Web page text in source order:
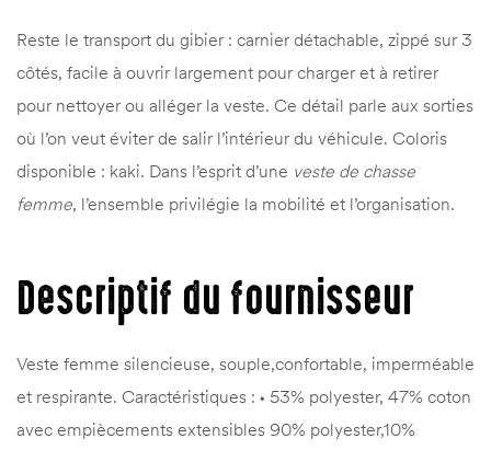
Reste le transport du gibier : carnier détachable, zippé sur 3
côtés, facile à ouvrir largement pour charger et à retirer
pour nettoyer ou alléger la veste. Ce détail parle aux sorties
où l’on veut éviter de salir l’intérieur du véhicule. Coloris
disponible : kaki. Dans l’esprit d’une veste de chasse
femme, l’ensemble privilégie la mobilité et l’organisation.
Descriptif du fournisseur
Veste femme silencieuse, souple,confortable, imperméable
et respirante. Caractéristiques : • 53% polyester, 47% coton
avec empiècements extensibles 90% polyester,10%